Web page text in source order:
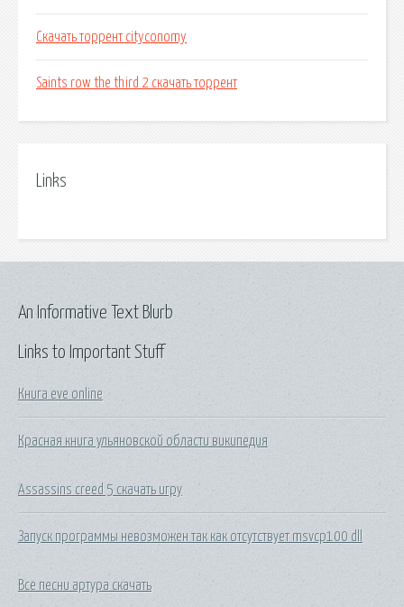
Скачать торрент cityconomy
Saints row the third 2 скачать торрент
Links
Links to Important Stuff
Книга eve online
Красная книга ульяновской области википедия
Assassins creed 5 скачать игру
Запуск программы невозможен так как отсутствует msvcp100 dll
Все песни артура скачать
An Informative Text Blurb